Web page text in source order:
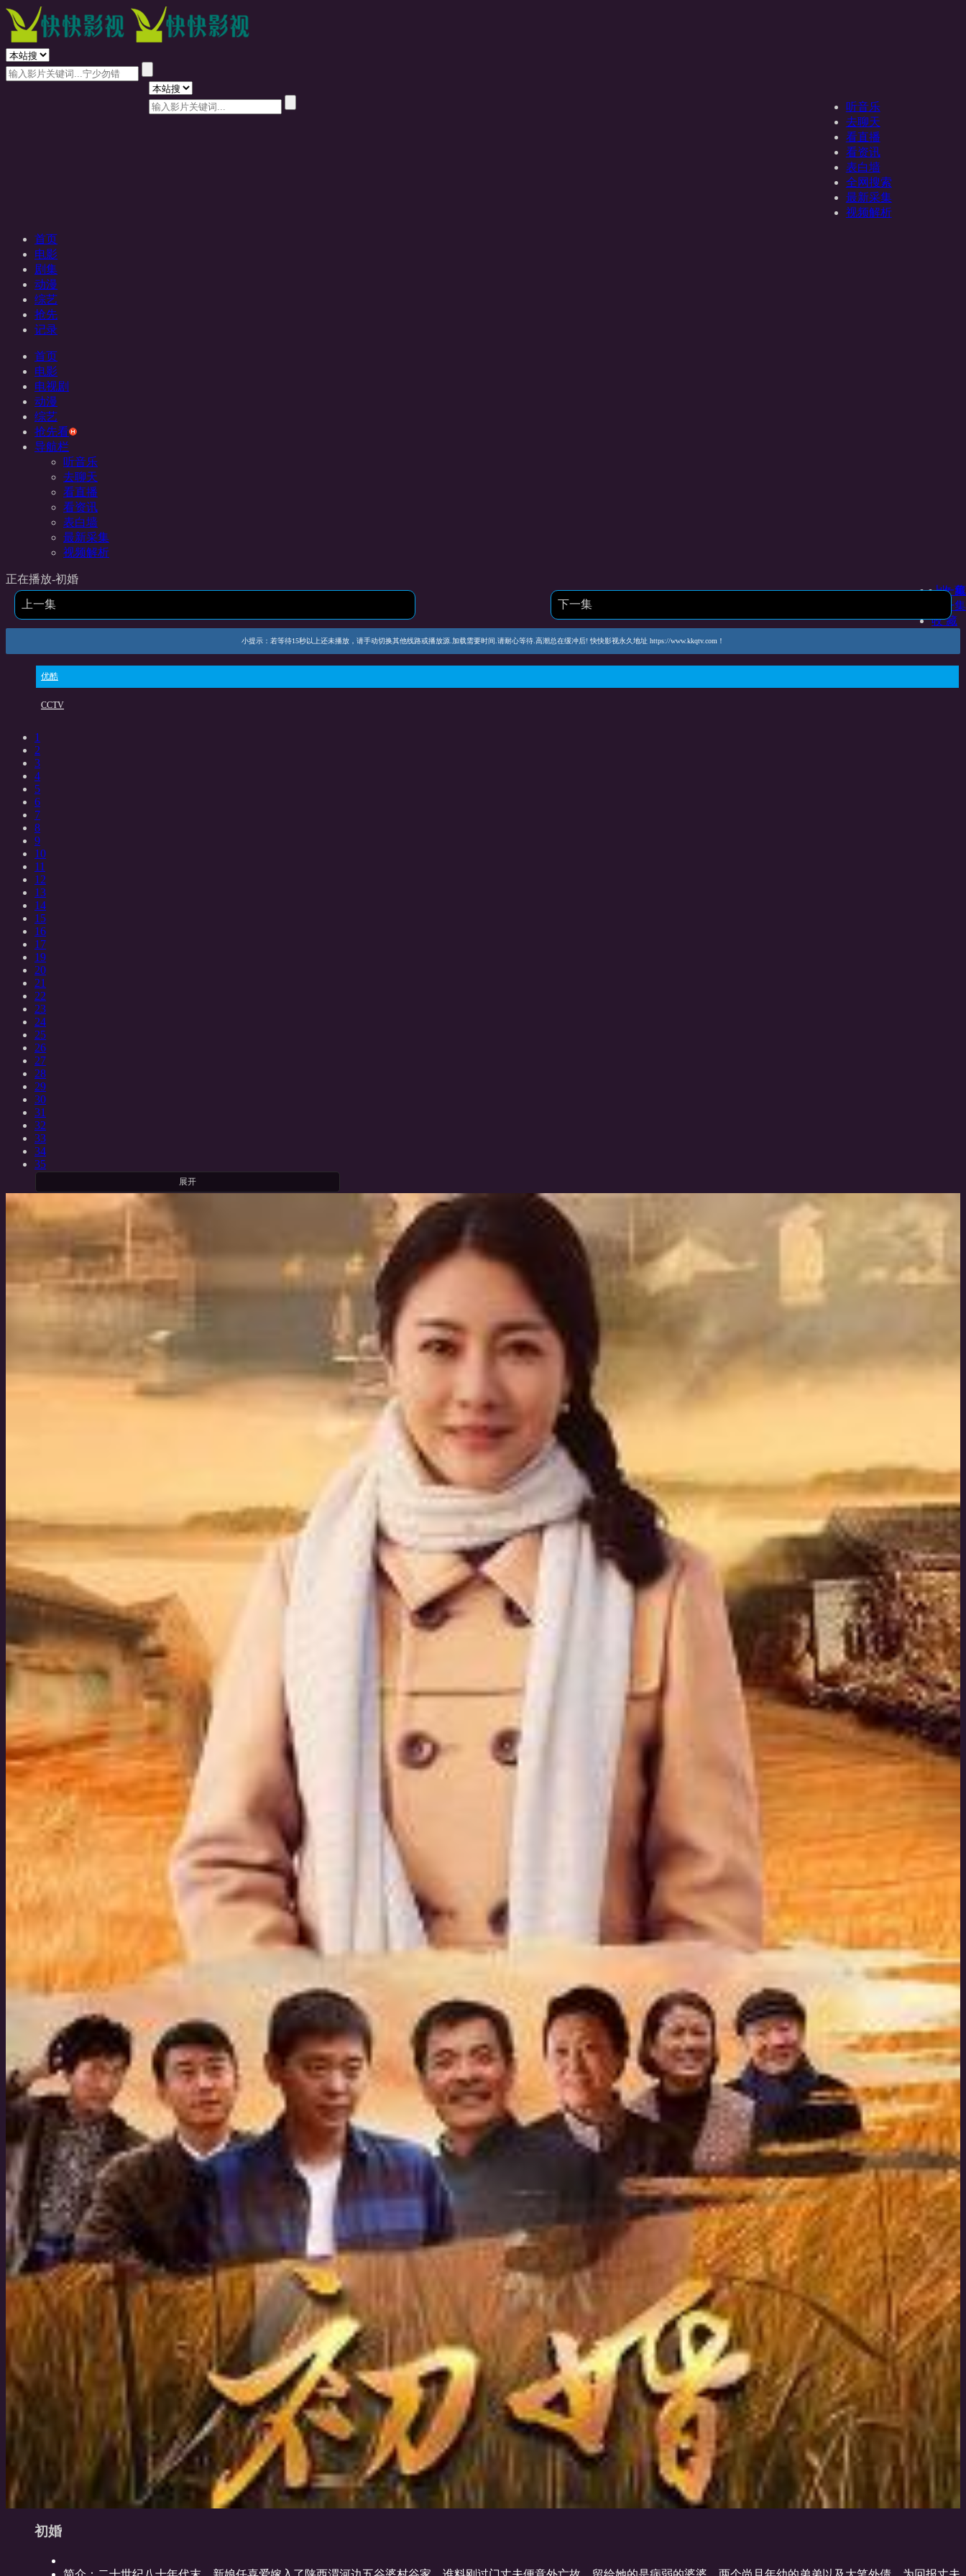
听音乐
去聊天
看直播
看资讯
表白墙
全网搜索
最新采集
视频解析
首页
电影
剧集
动漫
综艺
抢先
记录
首页
电影
电视剧
动漫
综艺
抢先看
导航栏
听音乐
去聊天
看直播
看资讯
表白墙
最新采集
视频解析
上一集
下一集
收 藏
收 藏
正在播放-初婚
上一集 下一集
小提示：若等待15秒以上还未播放，请手动切换其他线路或播放源.加载需要时间.请耐心等待.高潮总在缓冲后! 快快影视永久地址 https://www.kkqtv.com！
优酷
CCTV
1
2
3
4
5
6
7
8
9
10
11
12
13
14
15
16
17
19
20
21
22
23
24
25
26
27
28
29
30
31
32
33
34
35
展开
初婚